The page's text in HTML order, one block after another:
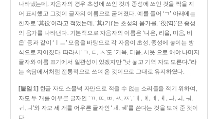
나타냈는데, 자음자의 경우 초성에 쓰인 것과 종성에 쓰인 것을 짝을 지
어 표시했고 그것이 글자의 이름으로 굳어졌다. 예를 들어 ‘ㄱ’ 아래에는
한자로 ‘其役’이라고 적었는데, ‘其(기)’는 초성의 음가를, ‘役(역)’은 종성
의 음가를 나타낸다. 기본적으로 자음자의 이름은 ‘니은, 리을, 미음, 비
읍’ 등과 같이 ‘ㅣㅡ’ 모음을 바탕으로 각 자음이 초성, 종성에 놓이는 방
식으로 지어졌다. 따라서 ‘ㄱ, ㄷ, ㅅ’도 ‘기윽, 디읃, 시읏’으로 해야 나머지
글자와 이름 표기에서 일관성이 있겠지만 “낫 놓고 기역 자도 모른다.”라
는 속담에서처럼 전통적으로 쓰여 온 것이므로 그대로 유지하였다.
[붙임 1] 한글 자모 스물넉 자만으로 적을 수 없는 소리들을 적기 위하여,
자모 두 개를 어우른 글자인 ‘ㄲ, ㄸ, ㅃ, ㅆ, ㅉ’, ‘ㅐ, ㅒ, ㅔ, ㅖ, ㅘ, ㅚ, ㅝ,
ㅟ, ㅢ’와 자모 세 개를 어우른 글자인 ‘ㅙ, ㅞ’를 쓴다는 것을 보여 준 것이
다.